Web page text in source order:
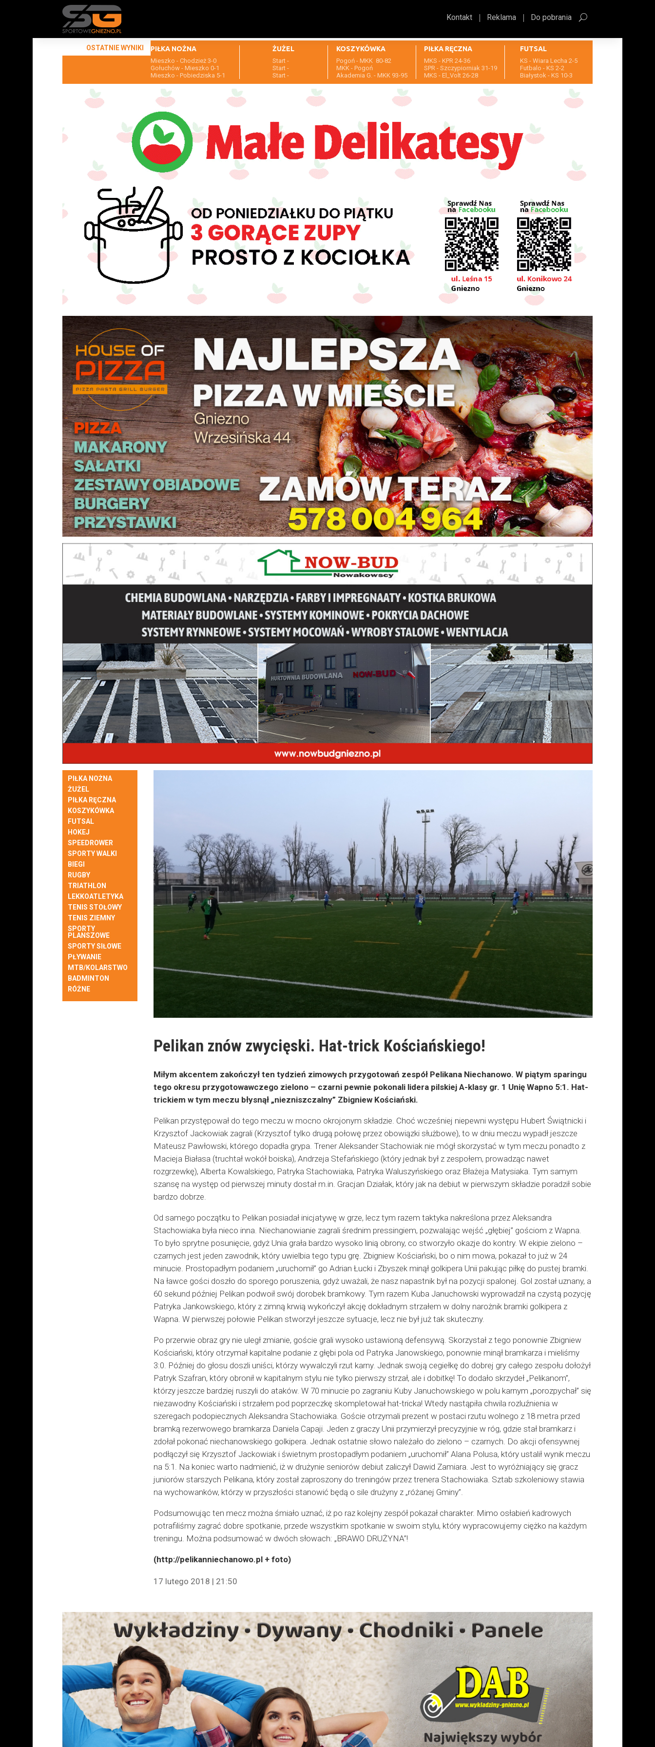
Kontakt Reklama Do pobrania
OSTATNIE WYNIKI PIŁKA NOŻNA
Mieszko - Chodzież 3-0
Gołuchów - Mieszko 0-1
Mieszko - Pobiedziska 5-1
ŻUŻEL
Start -
Start -
Start -
KOSZYKÓWKA
Pogoń - MKK 80-82
MKK - Pogoń
Akademia G. - MKK 93-95
PIŁKA RĘCZNA
MKS - KPR 24-36
SPR - Szczypiorniak 31-19
MKS - El_Volt 26-28
FUTSAL
KS - Wiara Lecha 2-5
Futbalo - KS 2-2
Białystok - KS 10-3
PIŁKA NOŻNA
ŻUŻEL
PIŁKA RĘCZNA
KOSZYKÓWKA
FUTSAL
HOKEJ
SPEEDROWER
SPORTY WALKI
BIEGI
RUGBY
TRIATHLON
LEKKOATLETYKA
TENIS STOŁOWY
TENIS ZIEMNY
SPORTY
PLANSZOWE
SPORTY SIŁOWE
PŁYWANIE
MTB/KOLARSTWO
BADMINTON
RÓŻNE
Pelikan znów zwycięski. Hat-trick Kościańskiego!
Miłym akcentem zakończył ten tydzień zimowych przygotowań zespół Pelikana Niechanowo. W piątym sparingu
tego okresu przygotowawczego zielono – czarni pewnie pokonali lidera pilskiej A-klasy gr. 1 Unię Wapno 5:1. Hat-
trickiem w tym meczu błysnął „niezniszczalny” Zbigniew Kościański.
Pelikan przystępował do tego meczu w mocno okrojonym składzie. Choć wcześniej niepewni występu Hubert Świątnicki i
Krzysztof Jackowiak zagrali (Krzysztof tylko drugą połowę przez obowiązki służbowe), to w dniu meczu wypadł jeszcze
Mateusz Pawłowski, którego dopadła grypa. Trener Aleksander Stachowiak nie mógł skorzystać w tym meczu ponadto z
Macieja Białasa (truchtał wokół boiska), Andrzeja Stefańskiego (który jednak był z zespołem, prowadząc nawet
rozgrzewkę), Alberta Kowalskiego, Patryka Stachowiaka, Patryka Waluszyńskiego oraz Błażeja Matysiaka. Tym samym
szansę na występ od pierwszej minuty dostał m.in. Gracjan Działak, który jak na debiut w pierwszym składzie poradził sobie
bardzo dobrze.
Od samego początku to Pelikan posiadał inicjatywę w grze, lecz tym razem taktyka nakreślona przez Aleksandra
Stachowiaka była nieco inna. Niechanowianie zagrali średnim pressingiem, pozwalając wejść „głębiej” gościom z Wapna.
To było sprytne posunięcie, gdyż Unia grała bardzo wysoko linią obrony, co stworzyło okazje do kontry. W ekipie zielono –
czarnych jest jeden zawodnik, który uwielbia tego typu grę. Zbigniew Kościański, bo o nim mowa, pokazał to już w 24
minucie. Prostopadłym podaniem „uruchomił” go Adrian Łucki i Zbyszek minął golkipera Unii pakując piłkę do pustej bramki.
Na ławce gości doszło do sporego poruszenia, gdyż uważali, że nasz napastnik był na pozycji spalonej. Gol został uznany, a
60 sekund później Pelikan podwoił swój dorobek bramkowy. Tym razem Kuba Januchowski wyprowadził na czystą pozycję
Patryka Jankowskiego, który z zimną krwią wykończył akcję dokładnym strzałem w dolny narożnik bramki golkipera z
Wapna. W pierwszej połowie Pelikan stworzył jeszcze sytuacje, lecz nie był już tak skuteczny.
Po przerwie obraz gry nie uległ zmianie, goście grali wysoko ustawioną defensywą. Skorzystał z tego ponownie Zbigniew
Kościański, który otrzymał kapitalne podanie z głębi pola od Patryka Janowskiego, ponownie minął bramkarza i mieliśmy
3:0. Później do głosu doszli uniści, którzy wywalczyli rzut karny. Jednak swoją cegiełkę do dobrej gry całego zespołu dołożył
Patryk Szafran, który obronił w kapitalnym stylu nie tylko pierwszy strzał, ale i dobitkę! To dodało skrzydeł „Pelikanom”,
którzy jeszcze bardziej ruszyli do ataków. W 70 minucie po zagraniu Kuby Januchowskiego w polu karnym „porozpychał” się
niezawodny Kościański i strzałem pod poprzeczkę skompletował hat-tricka! Wtedy nastąpiła chwila rozluźnienia w
szeregach podopiecznych Aleksandra Stachowiaka. Goście otrzymali prezent w postaci rzutu wolnego z 18 metra przed
bramką rezerwowego bramkarza Daniela Capaji. Jeden z graczy Unii przymierzył precyzyjnie w róg, gdzie stał bramkarz i
zdołał pokonać niechanowskiego golkipera. Jednak ostatnie słowo należało do zielono – czarnych. Do akcji ofensywnej
podłączył się Krzysztof Jackowiak i świetnym prostopadłym podaniem „uruchomił” Alana Polusa, który ustalił wynik meczu
na 5:1. Na koniec warto nadmienić, iż w drużynie seniorów debiut zaliczył Dawid Zamiara. Jest to wyróżniający się gracz
juniorów starszych Pelikana, który został zaproszony do treningów przez trenera Stachowiaka. Sztab szkoleniowy stawia
na wychowanków, którzy w przyszłości stanowić będą o sile drużyny z „różanej Gminy”.
Podsumowując ten mecz można śmiało uznać, iż po raz kolejny zespół pokazał charakter. Mimo osłabień kadrowych
potrafiliśmy zagrać dobre spotkanie, przede wszystkim spotkanie w swoim stylu, który wypracowujemy ciężko na każdym
treningu. Można podsumować w dwóch słowach: „BRAWO DRUŻYNA”!
(http://pelikanniechanowo.pl + foto)
17 lutego 2018 | 21:50